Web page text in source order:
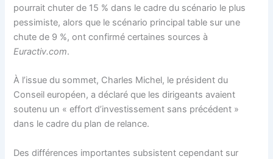
pourrait chuter de 15 % dans le cadre du scénario le plus
pessimiste, alors que le scénario principal table sur une
chute de 9 %, ont confirmé certaines sources à
Euractiv.com.
À l’issue du sommet, Charles Michel, le président du
Conseil européen, a déclaré que les dirigeants avaient
soutenu un « effort d’investissement sans précédent »
dans le cadre du plan de relance.
Des différences importantes subsistent cependant sur